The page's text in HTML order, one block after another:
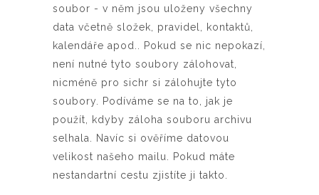
soubor - v něm jsou uloženy všechny
data včetně složek, pravidel, kontaktů,
kalendáře apod.. Pokud se nic nepokazí,
není nutné tyto soubory zálohovat,
nicméně pro sichr si zálohujte tyto
soubory. Podíváme se na to, jak je
použít, kdyby záloha souboru archivu
selhala. Navíc si ověříme datovou
velikost našeho mailu. Pokud máte
nestandartní cestu zjistíte ji takto.